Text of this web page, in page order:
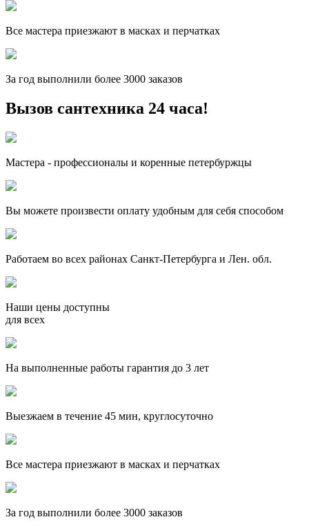
Все мастера приезжают в масках и перчатках
За год выполнили более 3000 заказов
Вызов сантехника 24 часа!
Мастера - профессионалы и коренные петербуржцы
Вы можете произвести оплату удобным для себя способом
Работаем во всех районах Санкт-Петербурга и Лен. обл.
Наши цены доступны
для всех
На выполненные работы гарантия до 3 лет
Выезжаем в течение 45 мин, круглосуточно
Все мастера приезжают в масках и перчатках
За год выполнили более 3000 заказов